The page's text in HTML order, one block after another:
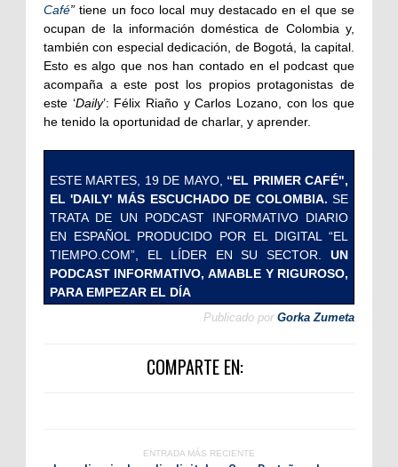
Café” tiene un foco local muy destacado en el que se
ocupan de la información doméstica de Colombia y,
también con especial dedicación, de Bogotá, la capital.
Esto es algo que nos han contado en el podcast que
acompaña a este post los propios protagonistas de
este ‘Daily’: Félix Riaño y Carlos Lozano, con los que
he tenido la oportunidad de charlar, y aprender.
ESTE MARTES, 19 DE MAYO, “EL PRIMER CAFÉ",
EL 'DAILY' MÁS ESCUCHADO DE COLOMBIA. SE
TRATA DE UN PODCAST INFORMATIVO DIARIO
EN ESPAÑOL PRODUCIDO POR EL DIGITAL “EL
TIEMPO.COM”, EL LÍDER EN SU SECTOR.UN
PODCAST INFORMATIVO, AMABLE Y RIGUROSO,
PARA EMPEZAR EL DÍA
Publicado por Gorka Zumeta
COMPARTE EN:
ENTRADA MÁS RECIENTE